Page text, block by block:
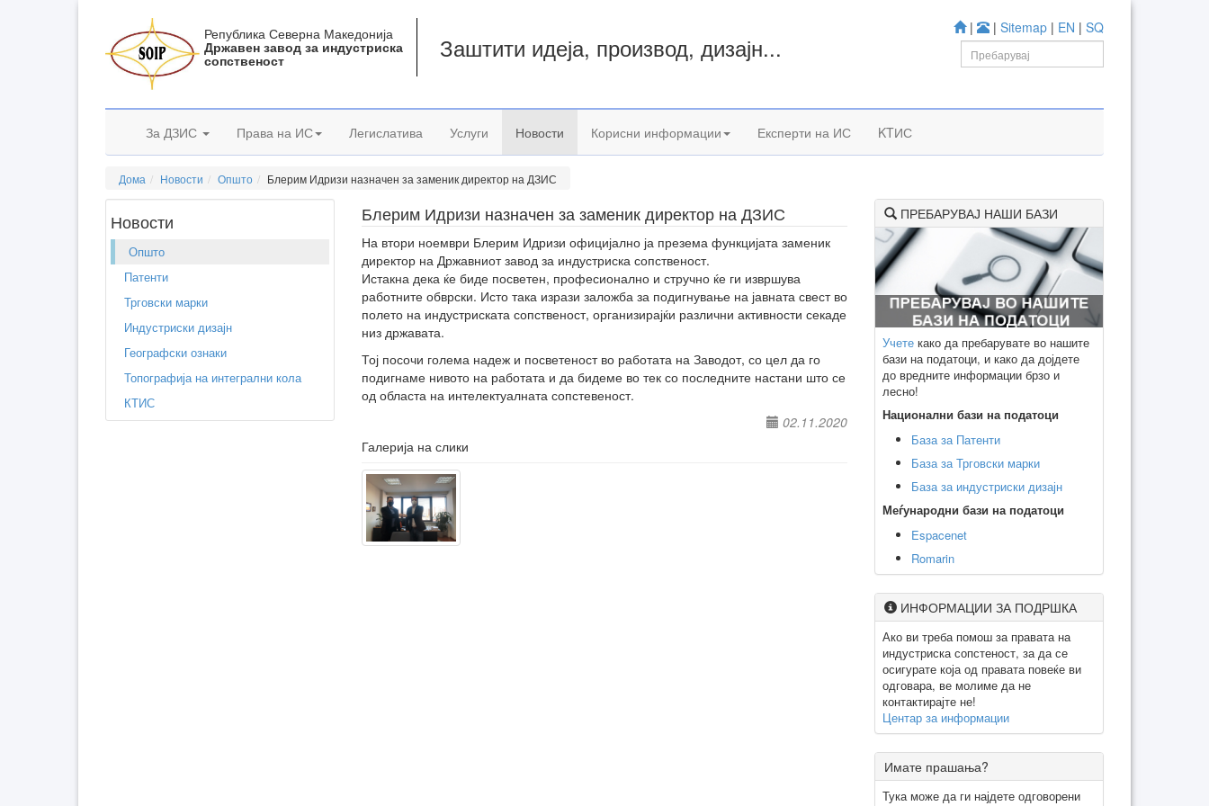
| | Sitemap | EN | SQ
Република Северна Македонија
Државен завод за индустриска
сопственост Заштити идеја, производ, дизајн...
За ДЗИС Права на ИС Легислатива Услуги Новости Корисни информации Експерти на ИС KTИС
Дома Новости Општо Блерим Идризи назначен за заменик директор на ДЗИС
Новости
Општо
Патенти
Трговски марки
Индустриски дизајн
Географски ознаки
Топографија на интегрални кола
КТИС
Блерим Идризи назначен за заменик директор на ДЗИС
На втори ноември Блерим Идризи официјално ја презема функцијата заменик
директор на Државниот завод за индустриска сопственост.
Истакна дека ќе биде посветен, професионално и стручно ќе ги извршува
работните обврски. Исто така изрази заложба за подигнување на јавната свест во
полето на индустриската сопственост, организирајќи различни активности секаде
низ државата.
Тој посочи голема надеж и посветеност во работата на Заводот, со цел да го
подигнаме нивото на работата и да бидеме во тек со последните настани што се
од областа на интелектуалната сопстевеност.
02.11.2020
Галерија на слики
ПРЕБАРУВАЈ НАШИ БАЗИ
Учете како да пребарувате во нашите
бази на податоци, и како да дојдете
до вредните информации брзо и
лесно!
Национални бази на податоци
База за Патенти
База за Трговски марки
База за индустриски дизајн
Меѓународни бази на податоци
Espacenet
Romarin
ИНФОРМАЦИИ ЗА ПОДРШКА
Ако ви треба помош за правата на
индустриска сопстеност, за да се
осигурате која од правата повеќе ви
одговара, ве молиме да не
контактирајте не!
Центар за информации
Имате прашања?
Тука може да ги најдете одговорени